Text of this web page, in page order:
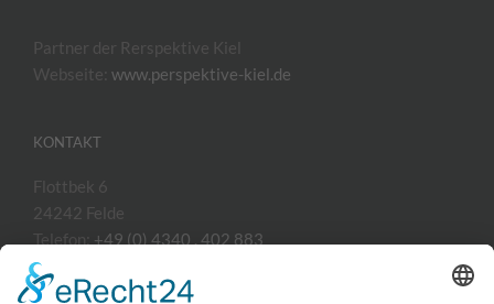
Partner der Rerspektive Kiel
Webseite: www.perspektive-kiel.de
KONTAKT
Flottbek 6
24242 Felde
Telefon: +49 (0) 4340 . 402 883
Handy:
E-Mail:mail@carsten-duhme.de